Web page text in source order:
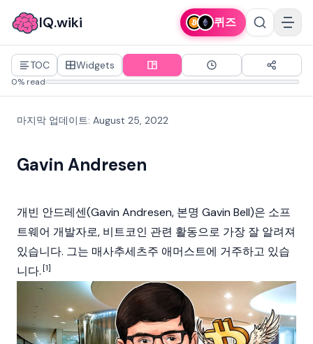
IQ.wiki 퀴즈
TOC Widgets
0% read
마지막 업데이트: August 25, 2022
Gavin Andresen
개빈 안드레센(Gavin Andresen, 본명 Gavin Bell)은 소프
트웨어 개발자로, 비트코인 관련 활동으로 가장 잘 알려져
있습니다. 그는 매사추세츠주 애머스트에 거주하고 있습
니다.[1]